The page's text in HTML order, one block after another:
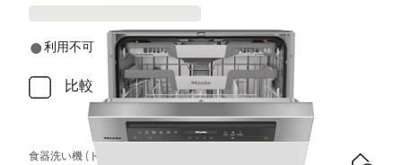
利用不可
比較
食器洗い機 (ドア材取付専用タイプ)